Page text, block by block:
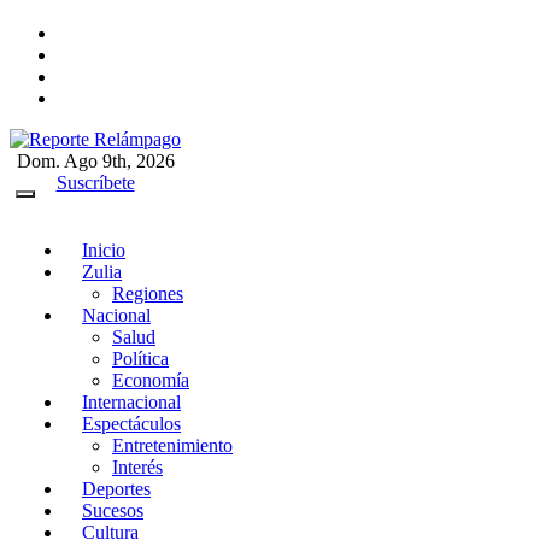
contenido
Reporte Relámpago
Claridad y rigor en cada noticia
Dom. Ago 9th, 2026
Suscríbete
Inicio
Zulia
Regiones
Nacional
Salud
Política
Economía
Internacional
Espectáculos
Entretenimiento
Interés
Deportes
Sucesos
Cultura